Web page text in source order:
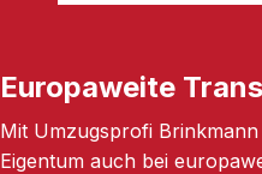
Europaweite
Mit Umzugsprofi
Eigentum auch bei